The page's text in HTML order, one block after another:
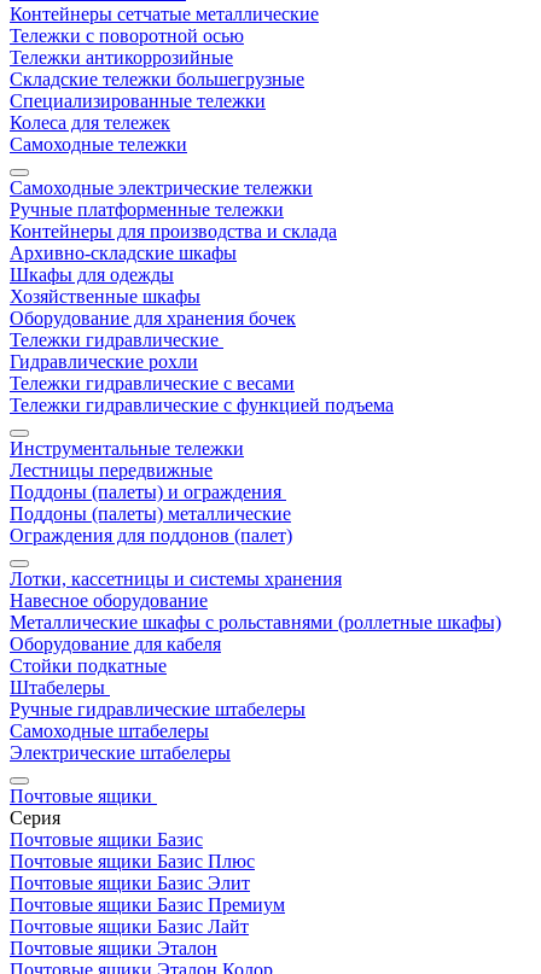
Контейнеры сетчатые металлические
Тележки с поворотной осью
Тележки антикоррозийные
Складские тележки большегрузные
Специализированные тележки
Колеса для тележек
Самоходные тележки
Самоходные электрические тележки
Ручные платформенные тележки
Контейнеры для производства и склада
Архивно-складские шкафы
Шкафы для одежды
Хозяйственные шкафы
Оборудование для хранения бочек
Тележки гидравлические
Гидравлические рохли
Тележки гидравлические с весами
Тележки гидравлические с функцией подъема
Инструментальные тележки
Лестницы передвижные
Поддоны (палеты) и ограждения
Поддоны (палеты) металлические
Ограждения для поддонов (палет)
Лотки, кассетницы и системы хранения
Навесное оборудование
Металлические шкафы с рольставнями (роллетные шкафы)
Оборудование для кабеля
Стойки подкатные
Штабелеры
Ручные гидравлические штабелеры
Самоходные штабелеры
Электрические штабелеры
Почтовые ящики
Серия
Почтовые ящики Базис
Почтовые ящики Базис Плюс
Почтовые ящики Базис Элит
Почтовые ящики Базис Премиум
Почтовые ящики Базис Лайт
Почтовые ящики Эталон
Почтовые ящики Эталон Колор